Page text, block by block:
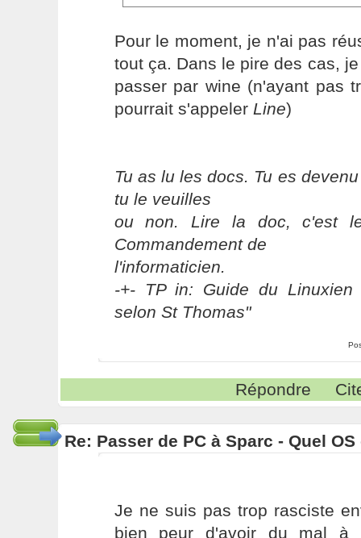
Pour le moment, je n'ai pas
tout ça. Dans le pire des cas,
passer par wine (n'ayant pas
pourrait s'appeler Line)
Tu as lu les docs. Tu es
tu le veuilles
ou non. Lire la doc, c'est
Commandement de
l'informaticien.
-+- TP in: Guide du Linuxien
selon St Thomas"
Répondre
Re: Passer de PC à Sparc - Quel
Je ne suis pas trop rasciste
bien peur d'avoir du mal à